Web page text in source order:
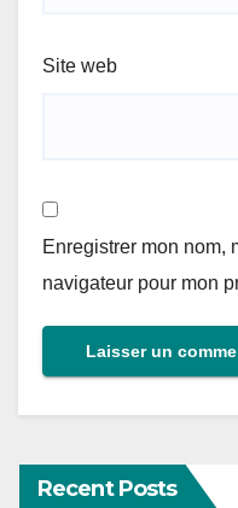
Site web
Enregistrer mon nom,
navigateur pour mon
Recent Posts